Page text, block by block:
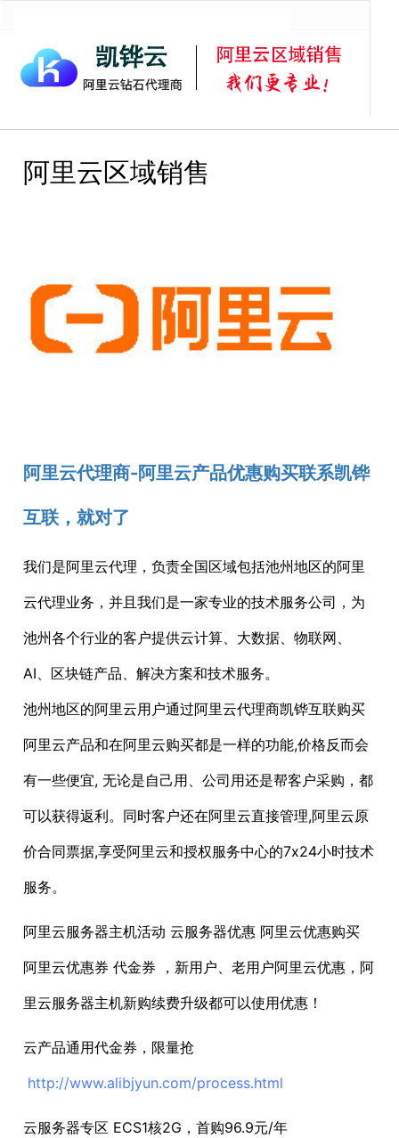
阿里云区域销售
阿里云代理商-阿里云产品优惠购买联系凯铧
互联，就对了
我们是阿里云代理，负责全国区域包括池州地区的阿里
云代理业务，并且我们是一家专业的技术服务公司，为
池州各个行业的客户提供云计算、大数据、物联网、
AI、区块链产品、解决方案和技术服务。
池州地区的阿里云用户通过阿里云代理商凯铧互联购买
阿里云产品和在阿里云购买都是一样的功能,价格反而会
有一些便宜, 无论是自己用、公司用还是帮客户采购，都
可以获得返利。同时客户还在阿里云直接管理,阿里云原
价合同票据,享受阿里云和授权服务中心的7x24小时技术
服务。
阿里云服务器主机活动 云服务器优惠 阿里云优惠购买
阿里云优惠券 代金券 ，新用户、老用户阿里云优惠，阿
里云服务器主机新购续费升级都可以使用优惠！
云产品通用代金券，限量抢
http://www.alibjyun.com/process.html
云服务器专区 ECS1核2G，首购96.9元/年